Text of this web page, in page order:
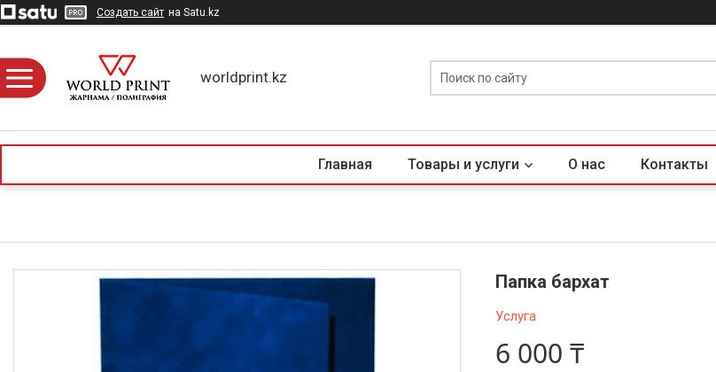
Создать сайт на Satu.kz
worldprint.kz
Главная Товары и услуги О нас Контакты
Папка бархат
Услуга
6 000 ₸